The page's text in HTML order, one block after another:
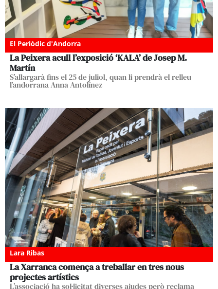
El Periòdic d'Andorra
La Peixera acull l’exposició ‘KALA’ de Josep M.
Martín
S’allargarà fins el 25 de juliol, quan li prendrà el relleu
l’andorrana Anna Antolínez
Lara Ribas
La Xarranca comença a treballar en tres nous
projectes artístics
L’associació ha sol·licitat diverses ajudes però reclama